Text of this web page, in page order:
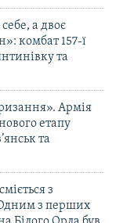
а двоє
комбат 157-ї
та
Армія
етапу
та
з
з перших